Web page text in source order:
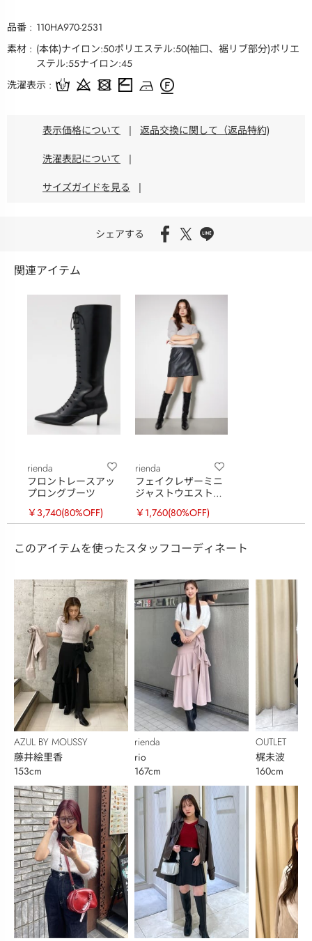
品番
110HA970-2531
素材
(本体)ナイロン:50ポリエステル:50(袖口、裾リブ部分)ポリエ
ステル:55ナイロン:45
洗濯表示
表示価格について | 返品交換に関して（返品特約)
洗濯表記について |
サイズガイドを見る |
シェアする
関連アイテム
rienda
フロントレースアッ
プロングブーツ
￥3,740(80%OFF)
rienda
フェイクレザーミニ
ジャストウエストス
￥1,760(80%OFF)
このアイテムを使ったスタッフコーディネート
AZUL BY MOUSSY
藤井絵里香
153cm
rienda
rio
167cm
OUTLET
梶未波
160cm